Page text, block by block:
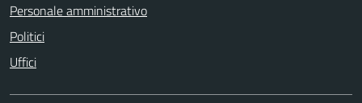
Personale amministrativo
Politici
Uffici